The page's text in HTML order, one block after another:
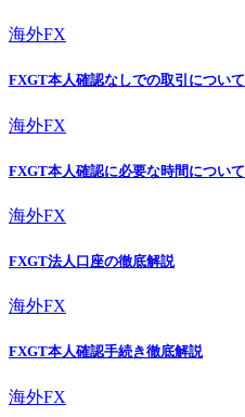
海外FX
FXGT本人確認なしでの取引について
海外FX
FXGT本人確認に必要な時間について
海外FX
FXGT法人口座の徹底解説
海外FX
FXGT本人確認手続き徹底解説
海外FX